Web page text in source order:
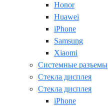
Honor
Huawei
iPhone
Samsung
Xiaomi
Системные разъемы
Стекла дисплея
Стекла дисплея
iPhone